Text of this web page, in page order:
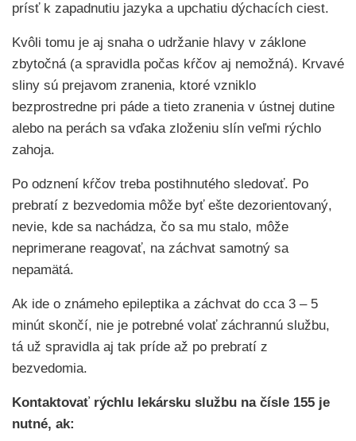
prísť k zapadnutiu jazyka a upchatiu dýchacích ciest.
Kvôli tomu je aj snaha o udržanie hlavy v záklone
zbytočná (a spravidla počas kŕčov aj nemožná). Krvavé
sliny sú prejavom zranenia, ktoré vzniklo
bezprostredne pri páde a tieto zranenia v ústnej dutine
alebo na perách sa vďaka zloženiu slín veľmi rýchlo
zahoja.
Po odznení kŕčov treba postihnutého sledovať. Po
prebratí z bezvedomia môže byť ešte dezorientovaný,
nevie, kde sa nachádza, čo sa mu stalo, môže
neprimerane reagovať, na záchvat samotný sa
nepamätá.
Ak ide o známeho epileptika a záchvat do cca 3 – 5
minút skončí, nie je potrebné volať záchrannú službu,
tá už spravidla aj tak príde až po prebratí z
bezvedomia.
Kontaktovať rýchlu lekársku službu na čísle 155 je
nutné, ak: